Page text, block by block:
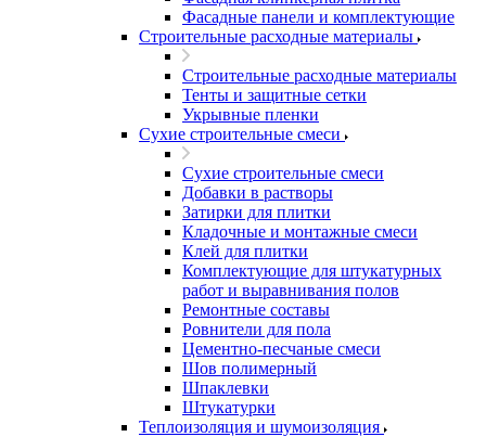
Фасадные панели и комплектующие
Строительные расходные материалы
Строительные расходные материалы
Тенты и защитные сетки
Укрывные пленки
Сухие строительные смеси
Сухие строительные смеси
Добавки в растворы
Затирки для плитки
Кладочные и монтажные смеси
Клей для плитки
Комплектующие для штукатурных
работ и выравнивания полов
Ремонтные составы
Ровнители для пола
Цементно-песчаные смеси
Шов полимерный
Шпаклевки
Штукатурки
Теплоизоляция и шумоизоляция